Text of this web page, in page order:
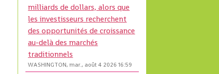
milliards de dollars, alors que
les investisseurs recherchent
des opportunités de croissance
au-delà des marchés
traditionnels
WASHINGTON, mar., août 4 2026 16:59